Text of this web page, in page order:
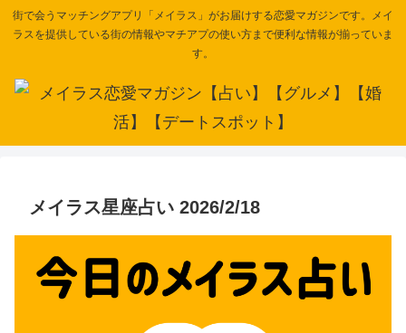
街で会うマッチングアプリ「メイラス」がお届けする恋愛マガジンです。メイ
ラスを提供している街の情報やマチアプの使い方まで便利な情報が揃っていま
す。
メイラス星座占い 2026/2/18